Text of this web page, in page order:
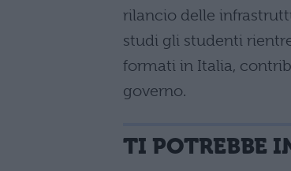
rilancio delle
studi gli studenti
formati in Italia,
governo.
TI POTREBBE